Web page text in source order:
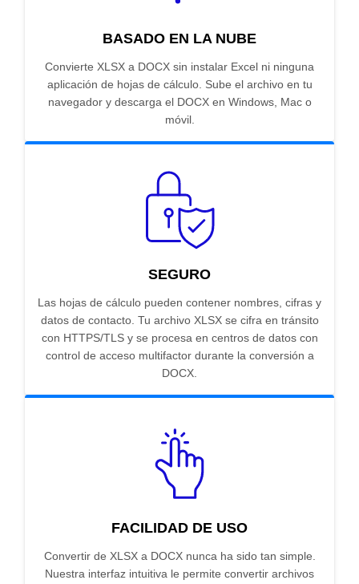
BASADO EN LA NUBE
Convierte XLSX a DOCX sin instalar Excel ni ninguna
aplicación de hojas de cálculo. Sube el archivo en tu
navegador y descarga el DOCX en Windows, Mac o
móvil.
SEGURO
Las hojas de cálculo pueden contener nombres, cifras y
datos de contacto. Tu archivo XLSX se cifra en tránsito
con HTTPS/TLS y se procesa en centros de datos con
control de acceso multifactor durante la conversión a
DOCX.
FACILIDAD DE USO
Convertir de XLSX a DOCX nunca ha sido tan simple.
Nuestra interfaz intuitiva le permite convertir archivos